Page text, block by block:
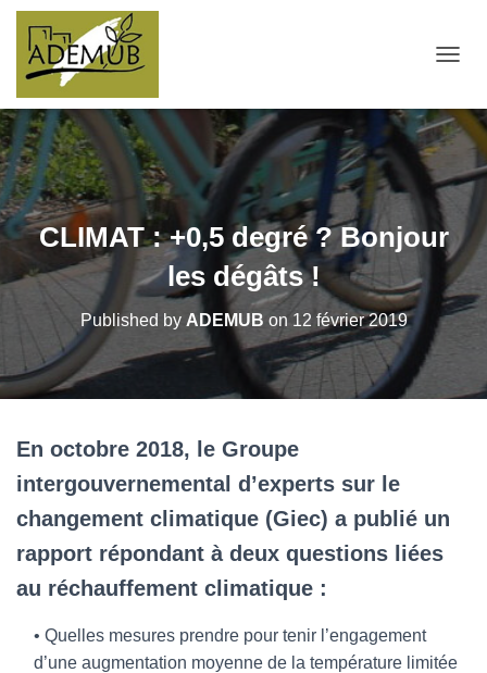
CLIMAT : +0,5 degré ? Bonjour
les dégâts !
Published by ADEMUB on 12 février 2019
En octobre 2018, le Groupe
intergouvernemental d’experts sur le
changement climatique (Giec) a publié un
rapport répondant à deux questions liées
au réchauffement climatique :
• Quelles mesures prendre pour tenir l’engagement
d’une augmentation moyenne de la température limitée